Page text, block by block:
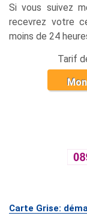
Si vous suivez
recevrez votre
moins de 24
Tarif
Carte Grise: